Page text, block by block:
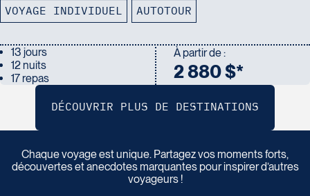
VOYAGE INDIVIDUEL AUTOTOUR
13 jours
12 nuits
17 repas
À partir de :
2 880 $*
Pa rtagez votre récit de voya ge
Chaque voyage est unique. Partagez vos moments forts,
découvertes et anecdotes marquantes pour inspirer d’autres
voyageurs !